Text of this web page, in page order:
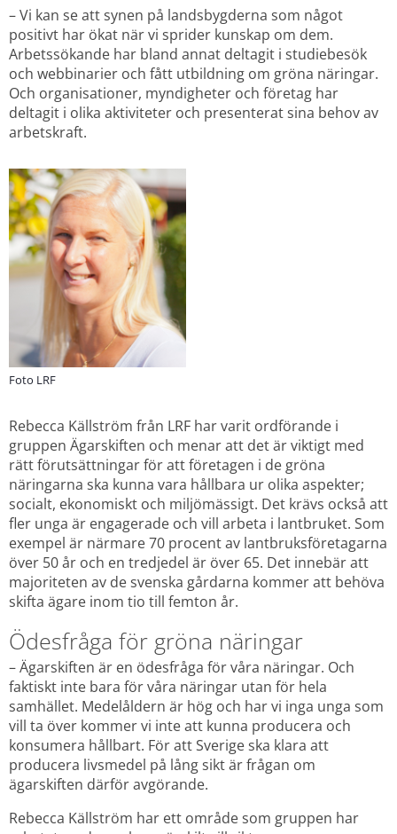
– Vi kan se att synen på landsbygderna som något
positivt har ökat när vi sprider kunskap om dem.
Arbetssökande har bland annat deltagit i studiebesök
och webbinarier och fått utbildning om gröna näringar.
Och organisationer, myndigheter och företag har
deltagit i olika aktiviteter och presenterat sina behov av
arbetskraft.
Foto LRF
Rebecca Källström från LRF har varit ordförande i
gruppen Ägarskiften och menar att det är viktigt med
rätt förutsättningar för att företagen i de gröna
näringarna ska kunna vara hållbara ur olika aspekter;
socialt, ekonomiskt och miljömässigt. Det krävs också att
fler unga är engagerade och vill arbeta i lantbruket. Som
exempel är närmare 70 procent av lantbruksföretagarna
över 50 år och en tredjedel är över 65. Det innebär att
majoriteten av de svenska gårdarna kommer att behöva
skifta ägare inom tio till femton år.
Ödesfråga för gröna näringar
– Ägarskiften är en ödesfråga för våra näringar. Och
faktiskt inte bara för våra näringar utan för hela
samhället. Medelåldern är hög och har vi inga unga som
vill ta över kommer vi inte att kunna producera och
konsumera hållbart. För att Sverige ska klara att
producera livsmedel på lång sikt är frågan om
ägarskiften därför avgörande.
Rebecca Källström har ett område som gruppen har